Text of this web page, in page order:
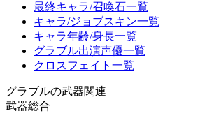
最終キャラ/召喚石一覧
キャラ/ジョブスキン一覧
キャラ年齢/身長一覧
グラブル出演声優一覧
クロスフェイト一覧
グラブルの武器関連
武器総合